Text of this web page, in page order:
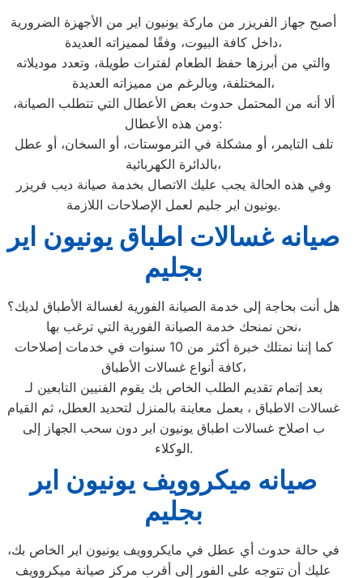
أصبح جهاز الفريزر من ماركة يونيون اير من الأجهزة الضرورية
داخل كافة البيوت، وفقًا لمميزاته العديدة،
والتي من أبرزها حفظ الطعام لفترات طويلة، وتعدد موديلاته
المختلفة، وبالرغم من مميزاته العديدة،
ألا أنه من المحتمل حدوث بعض الأعطال التي تتطلب الصيانة،
ومن هذه الأعطال:
تلف التايمر، أو مشكلة في الترموستات، أو السخان، أو عطل
بالدائرة الكهربائية،
وفي هذه الحالة يجب عليك الاتصال بخدمة صيانة ديب فريزر
يونيون اير جليم لعمل الإصلاحات اللازمة.
صيانه غسالات اطباق يونيون اير
بجليم
هل أنت بحاجة إلى خدمة الصيانة الفورية لغسالة الأطباق لديك؟
نحن نمنحك خدمة الصيانة الفورية التي ترغب بها،
كما إننا نمتلك خبرة أكثر من 10 سنوات في خدمات إصلاحات
كافة أنواع غسالات الأطباق،
بعد إتمام تقديم الطلب الخاص بك يقوم الفنيين التابعين لـ
غسالات الاطباق ، بعمل معاينة بالمنزل لتحديد العطل، ثم القيام
ب اصلاح غسالات اطباق يونيون اير دون سحب الجهاز إلى
الوكلاء.
صيانه ميكروويف يونيون اير
بجليم
في حالة حدوث أي عطل في مايكروويف يونيون اير الخاص بك،
عليك أن تتوجه على الفور إلى أقرب مركز صيانة ميكروويف